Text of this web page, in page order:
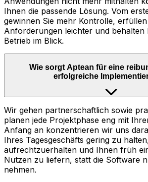
Ihnen die passende Lösung. Vom
gewinnen Sie mehr Kontrolle,
Anforderungen leichter und behalten
Betrieb im Blick.
Wie sorgt Aptean für eine
erfolgreiche
Wir gehen partnerschaftlich sowie
planen jede Projektphase eng mit
Anfang an konzentrieren wir uns
Ihres Tagesgeschäfts gering zu
aufrechtzuerhalten und Ihnen früh
Nutzen zu liefern, statt die Software
nehmen.